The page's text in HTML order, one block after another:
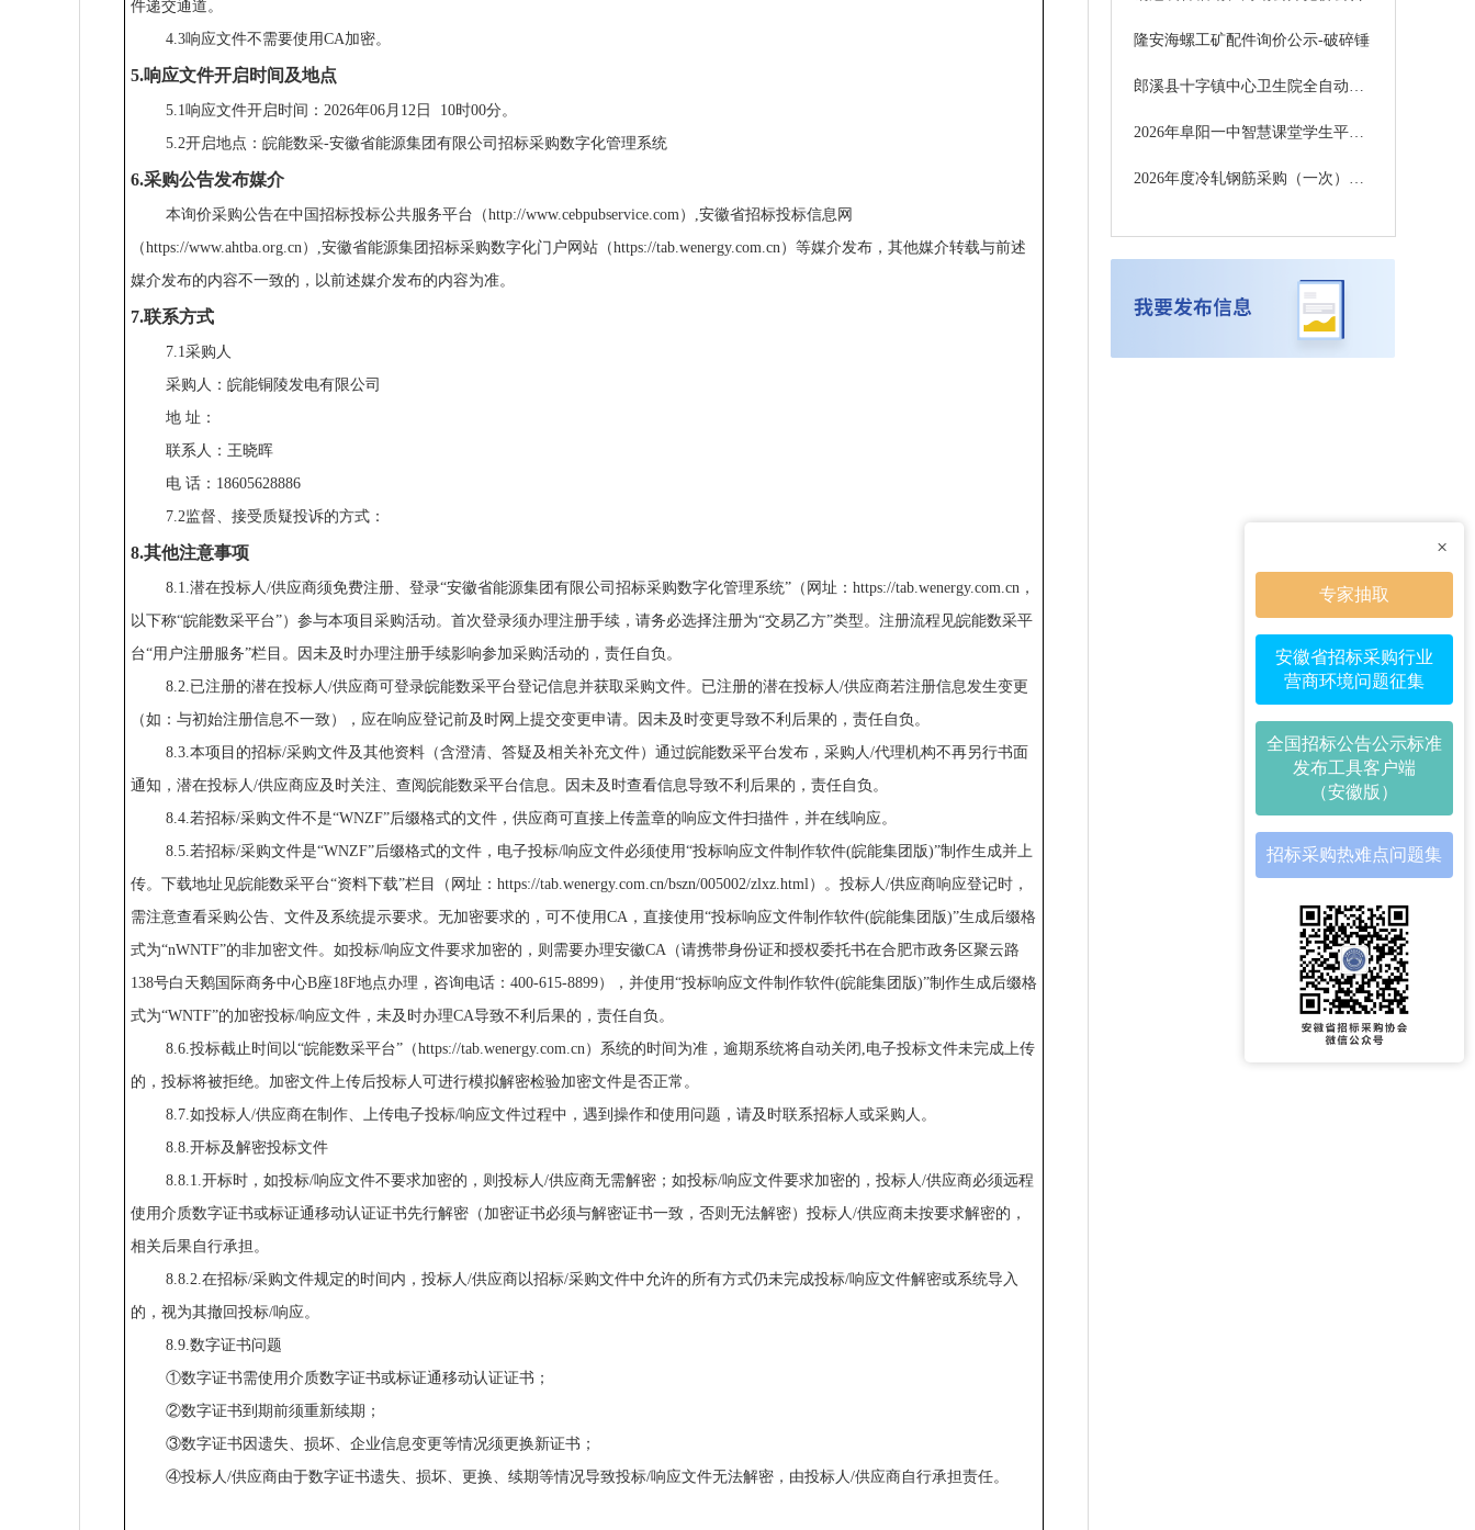
×
专家抽取
安徽省招标采购行业
营商环境问题征集
全国招标公告公示标准
发布工具客户端
（安徽版）
招标采购热难点问题集
件递交通道。
4.3响应文件不需要使用CA加密。
5.响应文件开启时间及地点
5.1响应文件开启时间：2026年06月12日 10时00分。
5.2开启地点：皖能数采-安徽省能源集团有限公司招标采购数字化管理系统
6.采购公告发布媒介
本询价采购公告在中国招标投标公共服务平台（http://www.cebpubservice.com）,安徽省招标投标信息网
（https://www.ahtba.org.cn）,安徽省能源集团招标采购数字化门户网站（https://tab.wenergy.com.cn）等媒介发布，其他媒介转载与前述
媒介发布的内容不一致的，以前述媒介发布的内容为准。
7.联系方式
7.1采购人
采购人：皖能铜陵发电有限公司
地 址：
联系人：王晓晖
电 话：18605628886
7.2监督、接受质疑投诉的方式：
8.其他注意事项
8.1.潜在投标人/供应商须免费注册、登录“安徽省能源集团有限公司招标采购数字化管理系统”（网址：https://tab.wenergy.com.cn，
以下称“皖能数采平台”）参与本项目采购活动。首次登录须办理注册手续，请务必选择注册为“交易乙方”类型。注册流程见皖能数采平
台“用户注册服务”栏目。因未及时办理注册手续影响参加采购活动的，责任自负。
8.2.已注册的潜在投标人/供应商可登录皖能数采平台登记信息并获取采购文件。已注册的潜在投标人/供应商若注册信息发生变更
（如：与初始注册信息不一致），应在响应登记前及时网上提交变更申请。因未及时变更导致不利后果的，责任自负。
8.3.本项目的招标/采购文件及其他资料（含澄清、答疑及相关补充文件）通过皖能数采平台发布，采购人/代理机构不再另行书面
通知，潜在投标人/供应商应及时关注、查阅皖能数采平台信息。因未及时查看信息导致不利后果的，责任自负。
8.4.若招标/采购文件不是“WNZF”后缀格式的文件，供应商可直接上传盖章的响应文件扫描件，并在线响应。
8.5.若招标/采购文件是“WNZF”后缀格式的文件，电子投标/响应文件必须使用“投标响应文件制作软件(皖能集团版)”制作生成并上
传。下载地址见皖能数采平台“资料下载”栏目（网址：https://tab.wenergy.com.cn/bszn/005002/zlxz.html）。投标人/供应商响应登记时，
需注意查看采购公告、文件及系统提示要求。无加密要求的，可不使用CA，直接使用“投标响应文件制作软件(皖能集团版)”生成后缀格
式为“nWNTF”的非加密文件。如投标/响应文件要求加密的，则需要办理安徽CA（请携带身份证和授权委托书在合肥市政务区聚云路
138号白天鹅国际商务中心B座18F地点办理，咨询电话：400-615-8899），并使用“投标响应文件制作软件(皖能集团版)”制作生成后缀格
式为“WNTF”的加密投标/响应文件，未及时办理CA导致不利后果的，责任自负。
8.6.投标截止时间以“皖能数采平台”（https://tab.wenergy.com.cn）系统的时间为准，逾期系统将自动关闭,电子投标文件未完成上传
的，投标将被拒绝。加密文件上传后投标人可进行模拟解密检验加密文件是否正常。
8.7.如投标人/供应商在制作、上传电子投标/响应文件过程中，遇到操作和使用问题，请及时联系招标人或采购人。
8.8.开标及解密投标文件
8.8.1.开标时，如投标/响应文件不要求加密的，则投标人/供应商无需解密；如投标/响应文件要求加密的，投标人/供应商必须远程
使用介质数字证书或标证通移动认证证书先行解密（加密证书必须与解密证书一致，否则无法解密）投标人/供应商未按要求解密的，
相关后果自行承担。
8.8.2.在招标/采购文件规定的时间内，投标人/供应商以招标/采购文件中允许的所有方式仍未完成投标/响应文件解密或系统导入
的，视为其撤回投标/响应。
8.9.数字证书问题
①数字证书需使用介质数字证书或标证通移动认证证书；
②数字证书到期前须重新续期；
③数字证书因遗失、损坏、企业信息变更等情况须更换新证书；
④投标人/供应商由于数字证书遗失、损坏、更换、续期等情况导致投标/响应文件无法解密，由投标人/供应商自行承担责任。
隆安海螺工矿配件询价公示-破碎锤
郎溪县十字镇中心卫生院全自动血细胞分析仪采购项目更正公告
2026年阜阳一中智慧课堂学生平板采购项目 竞争性磋商公告
2026年度冷轧钢筋采购（一次）终止公告